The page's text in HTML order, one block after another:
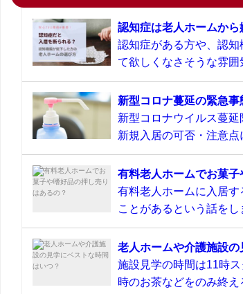
認知症は老人ホームか
認知症がある方や、認
て欲しくなさそうな雰
新型コロナ蔓延の緊急
新型コロナウイルス蔓
新規入居の可否・注意
有料老人ホームでお菓
有料老人ホームに入居
ことがあるという話を
老人ホームや介護施設
施設見学の時間は11時
時のお茶などをのみ終